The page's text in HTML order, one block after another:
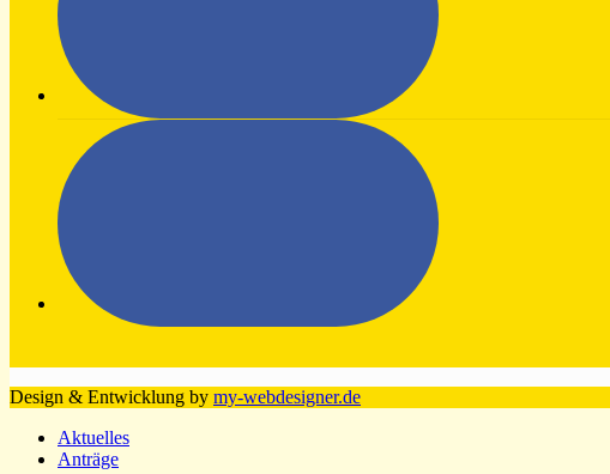
Design & Entwicklung by my-webdesigner.de
Aktuelles
Anträge